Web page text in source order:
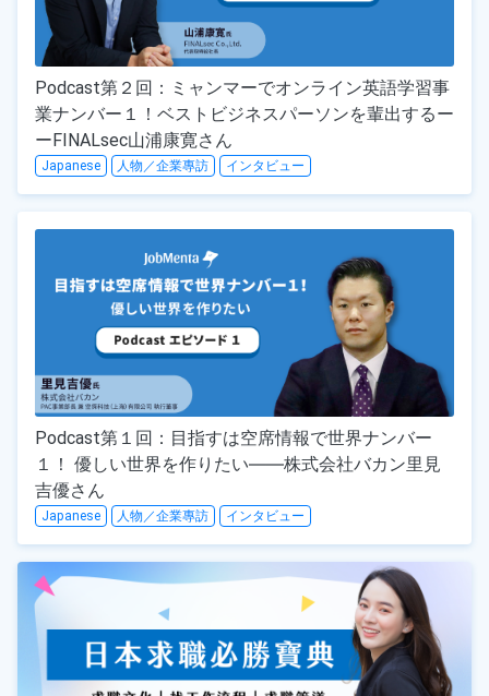
Podcast第２回：ミャンマーでオンライン英語学習事
業ナンバー１！ベストビジネスパーソンを輩出するー
ーFINALsec山浦康寛さん
Japanese 人物／企業專訪 インタビュー
Podcast第１回：目指すは空席情報で世界ナンバー
１！ 優しい世界を作りたい――株式会社バカン里見
吉優さん
Japanese 人物／企業專訪 インタビュー